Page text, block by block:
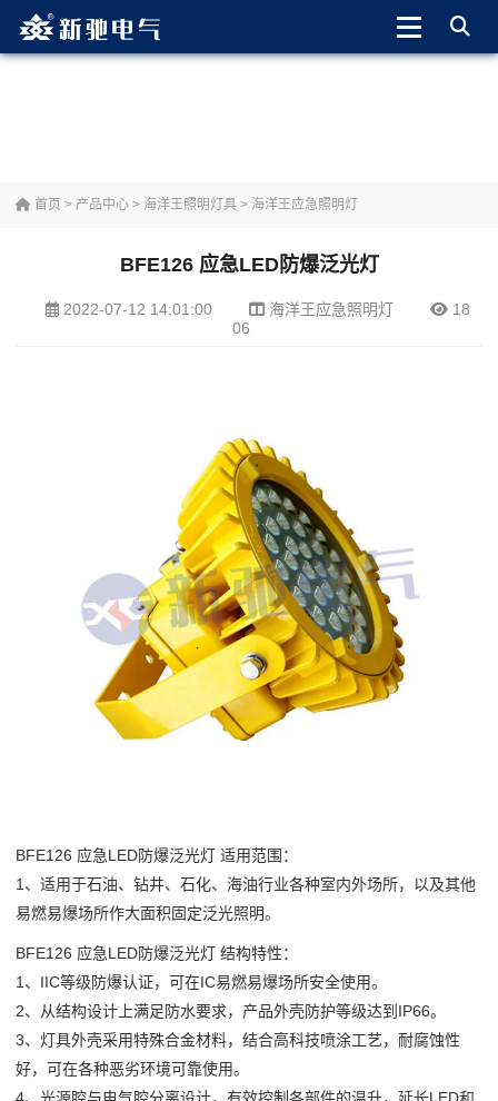
首页 > 产品中心 > 海洋王照明灯具 > 海洋王应急照明灯
BFE126 应急LED防爆泛光灯
2022-07-12 14:01:00 海洋王应急照明灯
18
06
BFE126 应急LED防爆泛光灯 适用范围：
1、适用于石油、钻井、石化、海油行业各种室内外场所，以及其他
易燃易爆场所作大面积固定泛光照明。
BFE126 应急LED防爆泛光灯 结构特性：
1、IIC等级防爆认证，可在IC易燃易爆场所安全使用。
2、从结构设计上满足防水要求，产品外壳防护等级达到IP66。
3、灯具外壳采用特殊合金材料，结合高科技喷涂工艺，耐腐蚀性
好，可在各种恶劣环境可靠使用。